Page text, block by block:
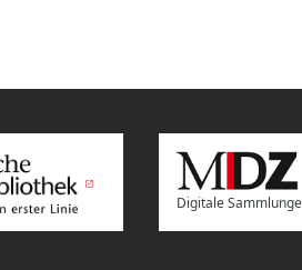
Digitale